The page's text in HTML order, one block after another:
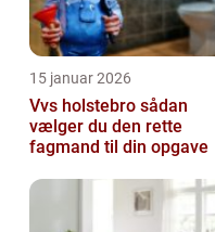
15 januar 2026
Vvs holstebro sådan
vælger du den rette
fagmand til din opgave